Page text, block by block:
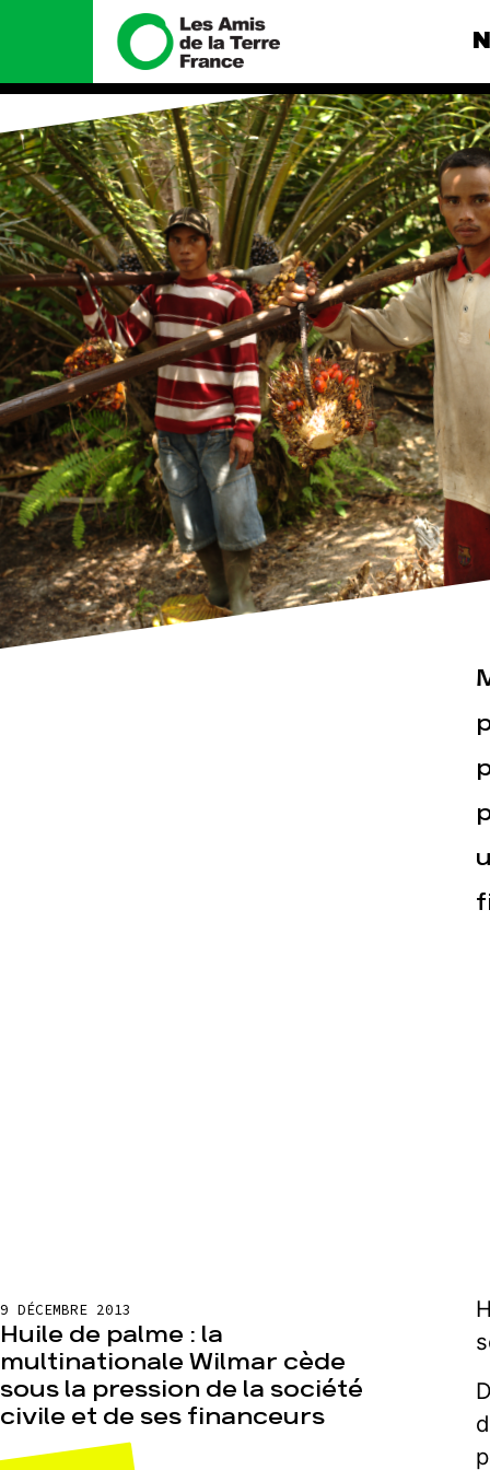
Nous connaître
Histoire
Manifeste
Missions et méthodes
Valeurs
Équipes et
fonctionnement
Le réseau dans le monde
Nos alliés
Je soutiens les Amis de la
Terre
Nos
Total, rendez-
tribunal
Gaz « naturel
enfumage
Mode : une
destructrice
Gaz au
violence
Nos autres
Espace
9 DÉCEMBRE 2013
Huile de palme : la
multinationale Wilmar cède
sous la pression de la société
civile et de ses financeurs